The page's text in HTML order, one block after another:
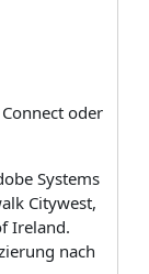
oder
Systems
Citywest,
Ireland.
nach